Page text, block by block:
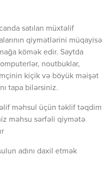
satılan müxtəlif
qiymətlərini müqayisə
kömək edir. Saytda
noutbuklar,
kiçik və böyük məişət
tapa bilərsiniz.
məhsul üçün təklif təqdim
məhsu sərfəli qiymətə
adını daxil etmək